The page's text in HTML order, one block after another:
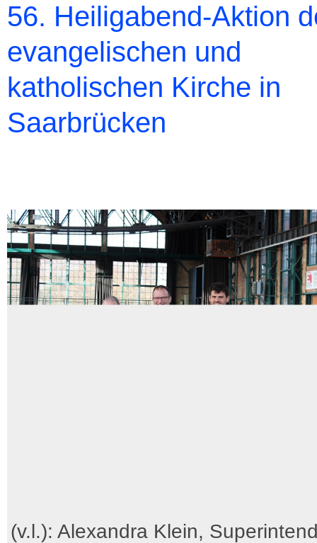
56. Heiligabend-Aktion
evangelischen und
katholischen Kirche in
Saarbrücken
(v.l.): Alexandra Klein,